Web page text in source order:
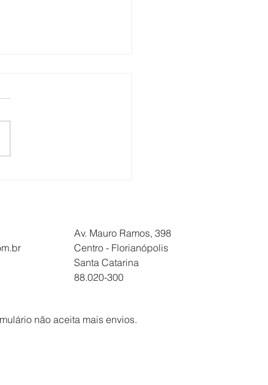
Av. Mauro Ramos, 398
Centro - Florianópolis
Santa Catarina
88.020-300
não aceita mais envios.